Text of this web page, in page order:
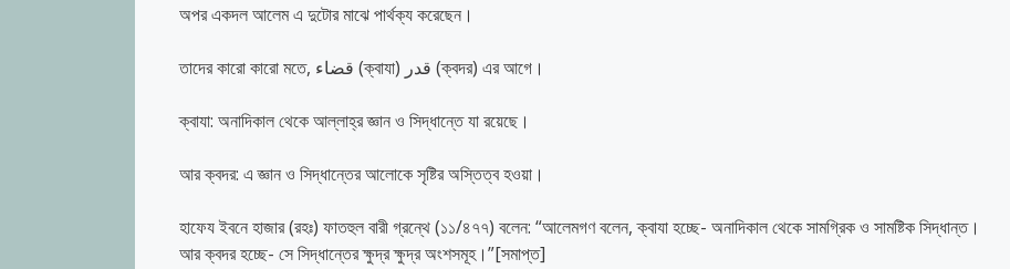
অপর একদল আলেম এ দুটোর মাঝে পার্থক্য করেছেন।
তাদের কারো কারো মতে, قضاء (ক্বাযা) قدر (ক্বদর) এর আগে।
ক্বাযা: অনাদিকাল থেকে আল্লাহ্‌র জ্ঞান ও সিদ্ধান্তে যা রয়েছে।
আর ক্বদর: এ জ্ঞান ও সিদ্ধান্তের আলোকে সৃষ্টির অস্তিত্ব হওয়া।
হাফেয ইবনে হাজার (রহঃ) ফাতহুল বারী গ্রন্থে (১১/৪৭৭) বলেন: “আলেমগণ বলেন, ক্বাযা হচ্ছে- অনাদিকাল থেকে সামগ্রিক ও সামষ্টিক সিদ্ধান্ত।
আর ক্বদর হচ্ছে- সে সিদ্ধান্তের ক্ষুদ্র ক্ষুদ্র অংশসমূহ।”[সমাপ্ত]